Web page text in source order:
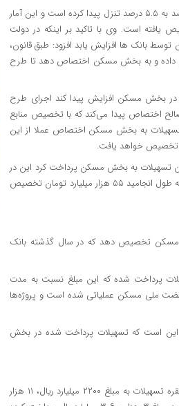
شایان یادآور شد: طبق آمار در ۱۰ سال گذشته سهم بخش مسکن از این سهمیه از حدود ۱۸ درصد به ۵.۵ درصد تنزل پیدا کرده است و این آمار
است. وی با تاکید بر اینکه در دولت
بانک ها افزایش یابد افزود: طبق قانون،
داده و به بخش مسکن اختصاص دهد تا طرح
بخش مسکن افزایش پیدا کند اجرای طرح
بخش مسکن به مصالح اختصاص پیدا می‌کند که با تخصیص منابع
به بخش مسکن اختصاص عملا از این
گذشته و در دولت سیزدهم حدود ۷۶ هزار میلیاردتومان تسهیلات به بخش مسکن پرداخت کرد این در
حالی است که برای طرح مسکن مهر نیز که حدود ۲ میلیون و ۳۰۰ واحدبوده و حدود ۱۰ سال به طول انجامید ۵۵ هزار میلیارد تومان تخصیص
تسهیلات خود را به بخش مسکن تخصیص دهد که در سال گذشته بانک
و ۳۳۳ میلیاردریال بیش از ۴۷ میلیاردتومان تسهیلات پرداخت شده که این مبلغ نسبت به مدت
طرح نهضت ملی مسکن عملیاتی شده است و پروژه‌ها
این است که تسهیلات پرداخت شده در بخش
مدیرعامل بانک مسکن همچنین اعلام کرد: بانک مسکن برای ودیعه مسکن بیش از ۶ هزار فقره تسهیلات به مبلغ ۲۲۰۰ میلیارد ریال، ۱۱ هزار